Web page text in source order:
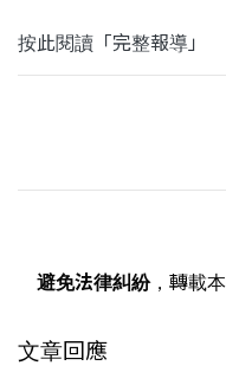
按此閱讀「完整報導」
避免法律糾紛，轉載
文章回應